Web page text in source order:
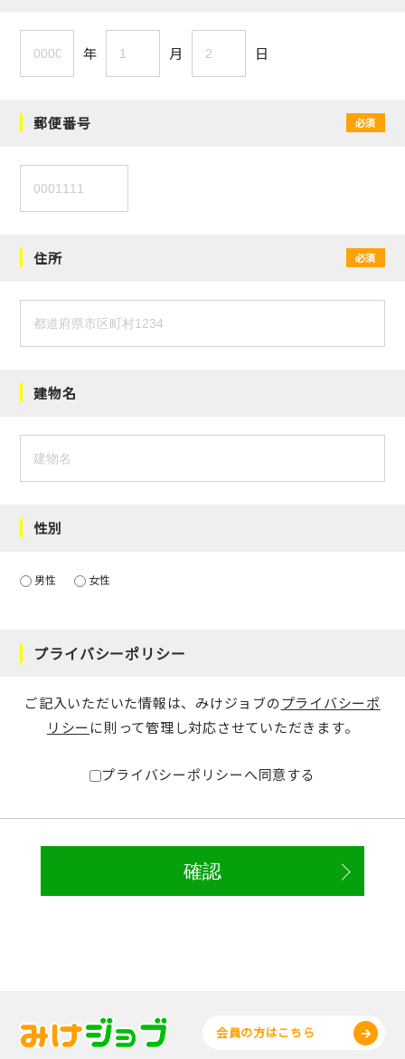
年 月 日
郵便番号 必須
住所 必須
建物名
性別
男性 女性
プライバシーポリシー
ご記入いただいた情報は、みけジョブのプライバシーポ
リシー に則って管理し対応させていただきます。
プライバシーポリシーへ同意する
会員の方はこちら